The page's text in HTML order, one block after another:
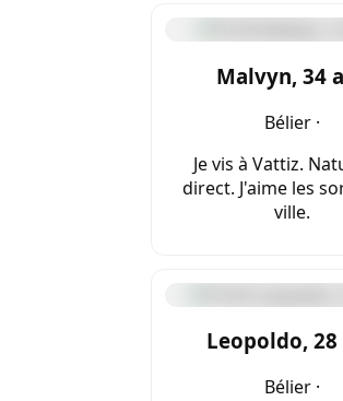
Malvyn, 34
Bélier ·
Je vis à Vattiz.
direct. J'aime les
ville.
Leopoldo, 28
Bélier ·